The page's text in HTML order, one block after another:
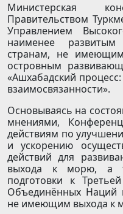
Министерская
Правительством
Управлением
наименее
странам, не
островным
«Ашхабадский
взаимосвязанности».
Основываясь на
мнениями,
действиям по
и ускорению
действий для
выхода к морю, а
подготовки к
Объединённых Наций
не имеющим выхода к